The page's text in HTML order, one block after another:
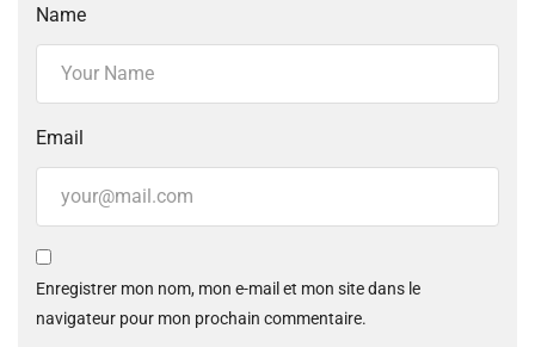
Name
Email
Enregistrer mon nom, mon e-mail et mon site dans le
navigateur pour mon prochain commentaire.